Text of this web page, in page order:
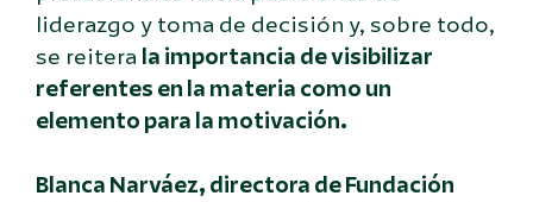
liderazgo y toma de decisión y, sobre todo,
se reitera la importancia de visibilizar
referentes en la materia como un
elemento para la motivación.
Blanca Narváez, directora de Fundación